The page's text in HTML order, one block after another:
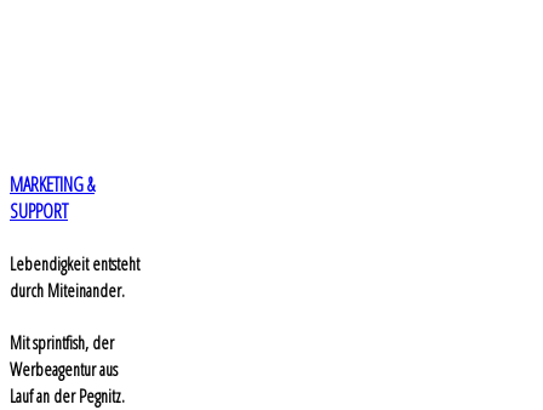
MARKETING &
SUPPORT
Lebendigkeit entsteht
durch Miteinander.
Mit sprintfish, der
Werbeagentur aus
Lauf an der Pegnitz.